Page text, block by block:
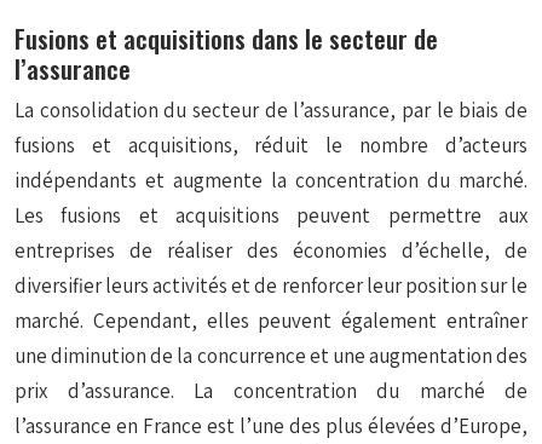
Fusions et acquisitions dans le secteur de
l’assurance
La consolidation du secteur de l’assurance, par le biais de
fusions et acquisitions, réduit le nombre d’acteurs
indépendants et augmente la concentration du marché.
Les fusions et acquisitions peuvent permettre aux
entreprises de réaliser des économies d’échelle, de
diversifier leurs activités et de renforcer leur position sur le
marché. Cependant, elles peuvent également entraîner
une diminution de la concurrence et une augmentation des
prix d’assurance. La concentration du marché de
l’assurance en France est l’une des plus élevées d’Europe,